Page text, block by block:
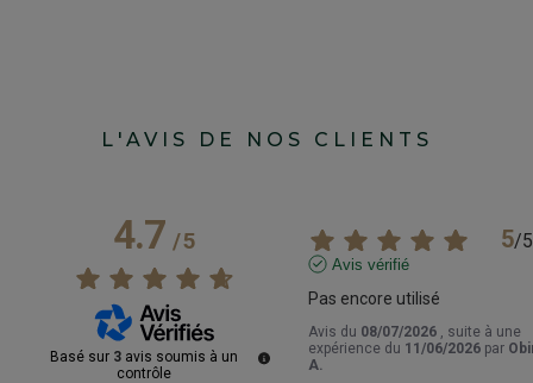
L'AVIS DE NOS CLIENTS
4.7/5
Basé sur 3 avis soumis à un
contrôle
5/5
Avis vérifié
Pas encore utilisé
Avis du 08/07/2026 , suite à une
expérience du 11/06/2026 par
A.